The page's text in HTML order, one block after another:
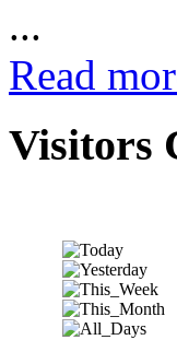
...
Read
Visitors